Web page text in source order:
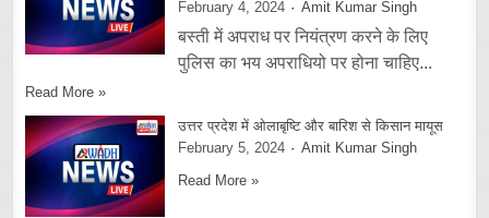
February 4, 2024
Amit Kumar Singh
बस्ती में अपराध पर नियंत्रण करने के लिए
पुलिस का भय अपराधियो पर होना चाहिए...
Read More »
उत्तर प्रदेश में ओलाबृष्टि और बारिश से किसान मायूस
February 5, 2024
Amit Kumar Singh
Read More »